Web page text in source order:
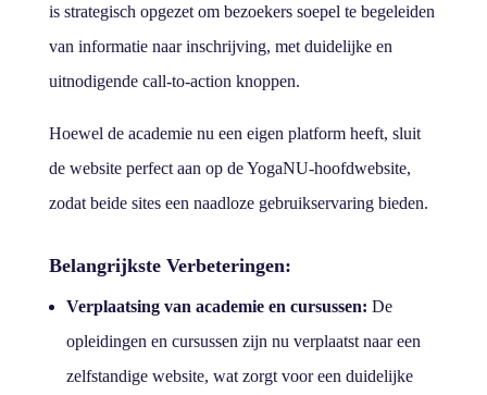
is strategisch opgezet om bezoekers soepel te begeleiden
van informatie naar inschrijving, met duidelijke en
uitnodigende call-to-action knoppen.
Hoewel de academie nu een eigen platform heeft, sluit
de website perfect aan op de YogaNU-hoofdwebsite,
zodat beide sites een naadloze gebruikservaring bieden.
Belangrijkste Verbeteringen:
Verplaatsing van academie en cursussen: De
opleidingen en cursussen zijn nu verplaatst naar een
zelfstandige website, wat zorgt voor een duidelijke